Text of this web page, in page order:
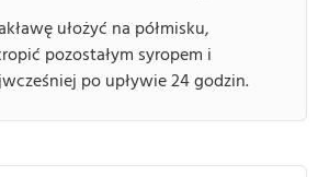
ułożyć na półmisku,
pozostałym syropem i
po upływie 24 godzin.